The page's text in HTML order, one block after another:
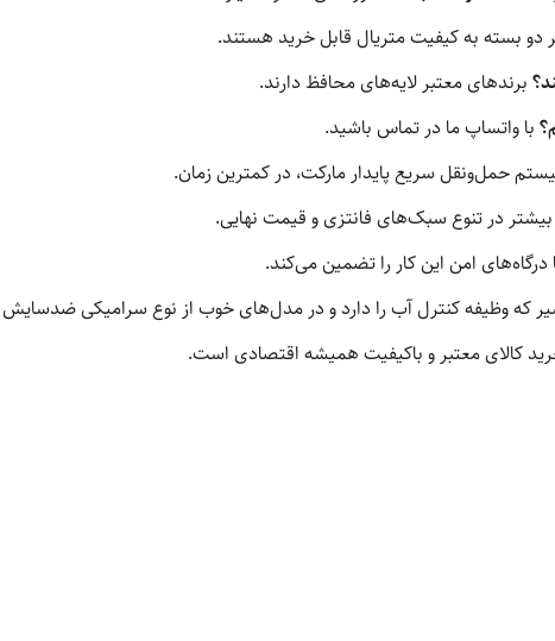
دو بسته به کیفیت متریال قابل خرید هستند.
برندهای معتبر لایه‌های محافظ دارند.
با واتساپ ما در تماس باشید.
حمل‌ونقل سریع پایدار مارکت، در کمترین زمان.
بیشتر در تنوع سبک‌های فانتزی و قیمت نهایی.
درگاه‌های امن این کار را تضمین می‌کند.
که وظیفه کنترل آب را دارد و در مدل‌های خوب از نوع سرامیکی
کالای معتبر و باکیفیت همیشه اقتصادی است.